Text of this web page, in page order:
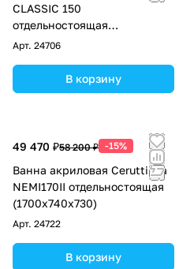
CLASSIC 150
отдельностоящая
(1570x770x740) на львиных
Арт. 24706
В корзину
49 470 ₽58 200 ₽ -15%
Ванна акриловая Ceruttispa
NEMI170II отдельностоящая
(1700x740x730)
Арт. 24722
В корзину